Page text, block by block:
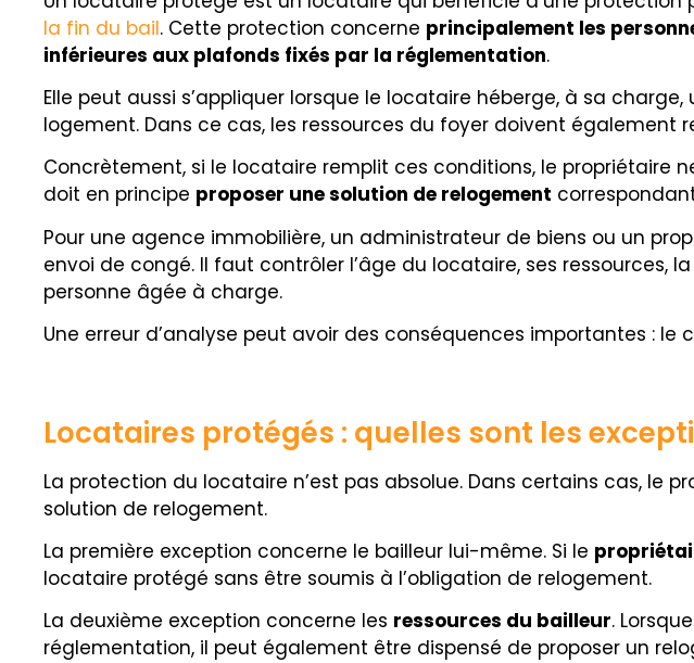
la fin du bail. Cette protection concerne principalement les
inférieures aux plafonds fixés par la réglementation.
Elle peut aussi s’appliquer lorsque le locataire héberge, à sa
logement. Dans ce cas, les ressources du foyer doivent également
Concrètement, si le locataire remplit ces conditions, le propriétaire
doit en principe proposer une solution de relogement
Pour une agence immobilière, un administrateur de biens ou un
envoi de congé. Il faut contrôler l’âge du locataire, ses ressources,
personne âgée à charge.
Une erreur d’analyse peut avoir des conséquences importantes :
Locataires protégés : quelles sont les
La protection du locataire n’est pas absolue. Dans certains cas, le
solution de relogement.
La première exception concerne le bailleur lui-même. Si le
locataire protégé sans être soumis à l’obligation de relogement.
La deuxième exception concerne les ressources du bailleur.
réglementation, il peut également être dispensé de proposer un